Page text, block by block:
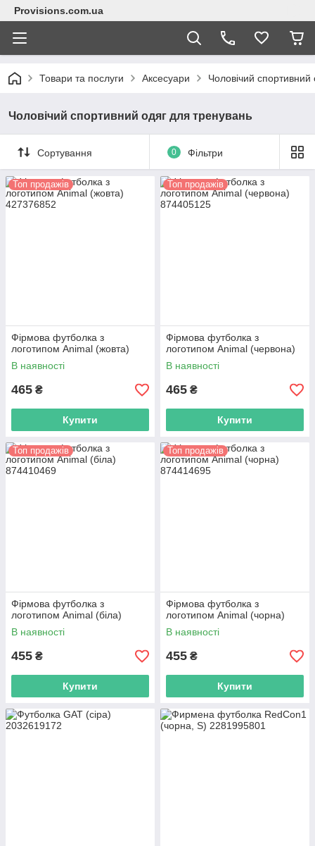
Provisions.com.ua
Товари та послуги Аксесуари Чоловічий
Чоловічий спортивний одяг для тренувань
Сортування 0 Фільтри
Топ продажів
Фірмова футболка з
логотипом Animal (жовта)
В наявності
465 ₴
Купити
Топ продажів
Фірмова футболка з
логотипом Animal (червона)
В наявності
465 ₴
Купити
Топ продажів
Фірмова футболка з
логотипом Animal (біла)
В наявності
455 ₴
Купити
Топ продажів
Фірмова футболка з
логотипом Animal (чорна)
В наявності
455 ₴
Купити